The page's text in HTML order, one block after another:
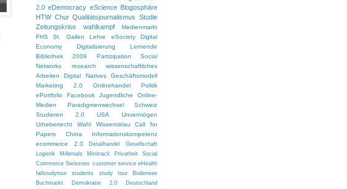
2.0 eDemocracy eScience
Blogosphäre
HTW Chur Qualitätsjournalismus Studie
Zeitungskrise
wahlkampf
Medienmarkt
FHS St. Gallen
Lehre eSociety
Digital
Economy
Digitalisierung
Lernende
Bibliothek 2009
Partizipation
Social
Networks
research
wissenschaftliches
Arbeiten
Digital Natives
Geschäftsmodell
Marketing 2.0
Onlinehandel
Politik
ePortfolio
Facebook Jugendliche
Online-
Medien
Paradigmenwechsel
Schweiz
Studieren 2.0
USA
Unvermögen
Urheberrecht
Wahl Wissensklau
Call for
Papers
China
Informationskompetenz
ecommerce 2.0
Detailhandel
Gesellschaft
Logistik
Millenials Minitrack Privatheit
Social
Commerce Swissnex customer service eHealth
fallstudytour
students study tour
Bodensee
Buchmarkt
Demokratie 2.0
Deutschland